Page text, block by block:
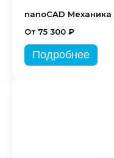
nanoCAD Механика
От 75 300 ₽
Подробнее